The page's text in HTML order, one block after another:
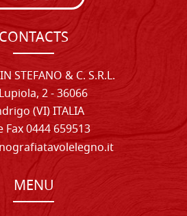
CONTACTS
STEFANO & C. S.R.L.
2 - 36066
(VI) ITALIA
Fax 0444 659513
MENU